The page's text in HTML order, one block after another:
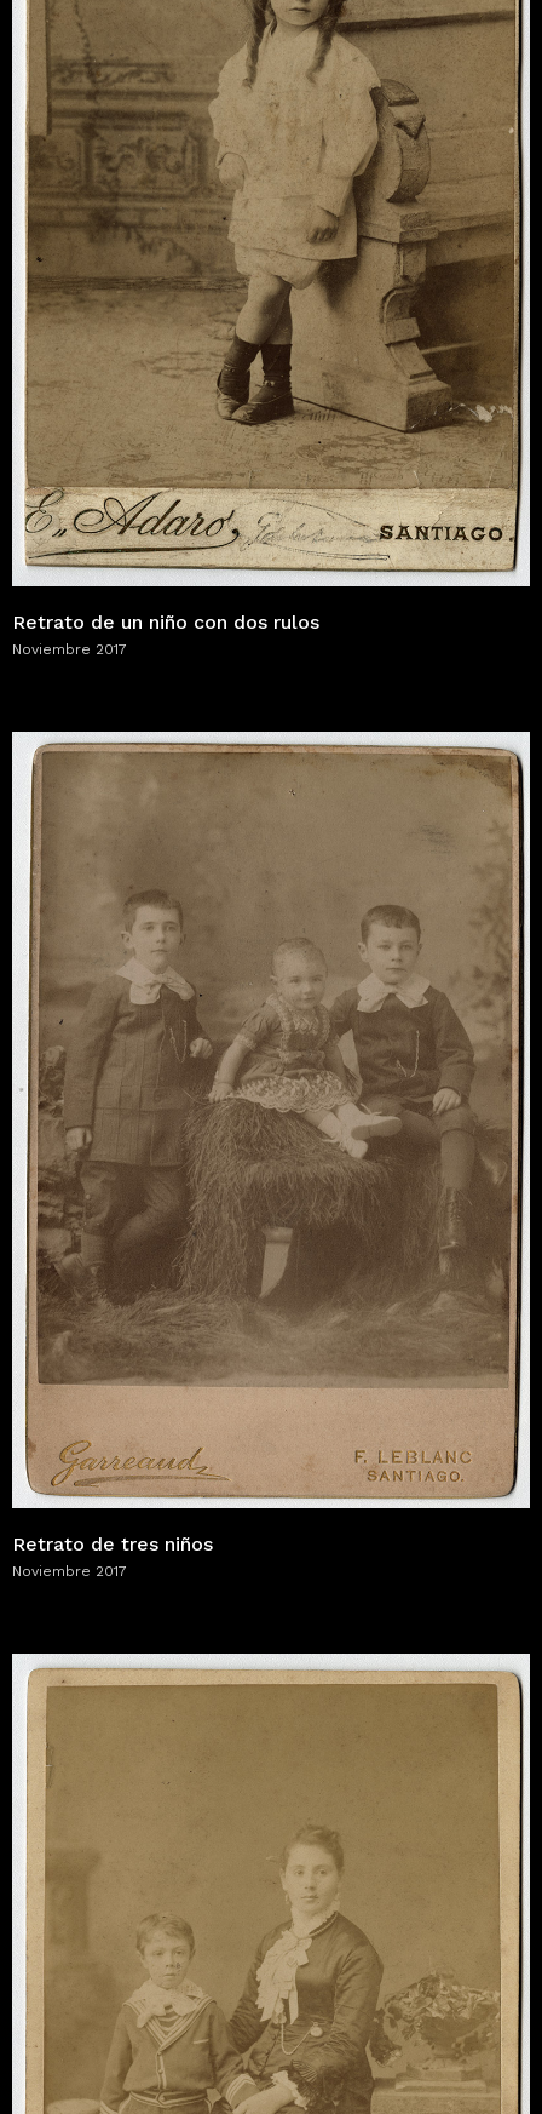
Retrato de un niño con dos rulos
Noviembre 2017
Retrato de tres niños
Noviembre 2017